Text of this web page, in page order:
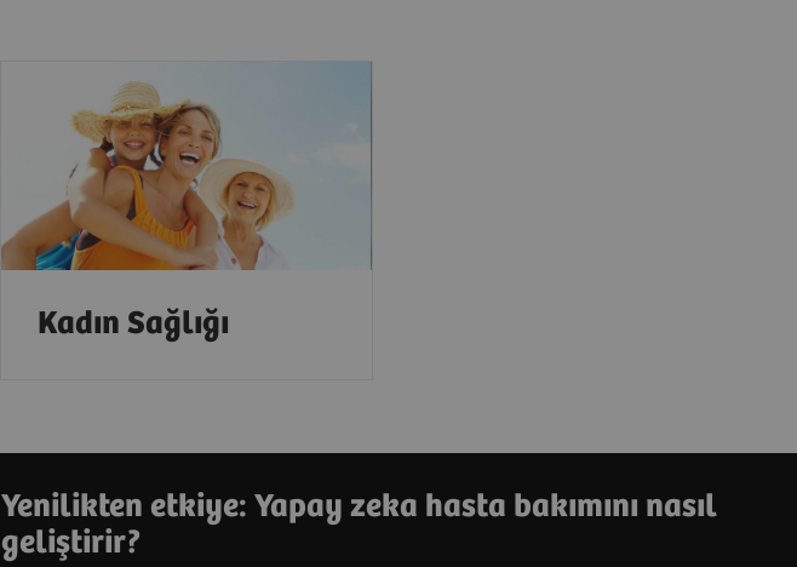
Kadın Sağlığı
Yenilikten etkiye: Yapay zeka hasta bakımını nasıl
geliştirir?